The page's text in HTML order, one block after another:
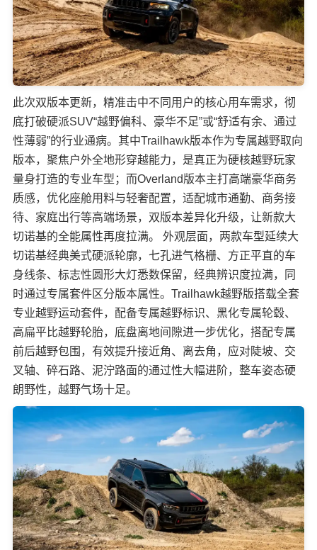
此次双版本更新，精准击中不同用户的核心用车需求，彻
底打破硬派SUV“越野偏科、豪华不足”或“舒适有余、通过
性薄弱”的行业通病。其中Trailhawk版本作为专属越野取向
版本，聚焦户外全地形穿越能力，是真正为硬核越野玩家
量身打造的专业车型；而Overland版本主打高端豪华商务
质感，优化座舱用料与轻奢配置，适配城市通勤、商务接
待、家庭出行等高端场景，双版本差异化升级，让新款大
切诺基的全能属性再度拉满。 外观层面，两款车型延续大
切诺基经典美式硬派轮廓，七孔进气格栅、方正平直的车
身线条、标志性圆形大灯悉数保留，经典辨识度拉满，同
时通过专属套件区分版本属性。Trailhawk越野版搭载全套
专业越野运动套件，配备专属越野标识、黑化专属轮毂、
高扁平比越野轮胎，底盘离地间隙进一步优化，搭配专属
前后越野包围，有效提升接近角、离去角，应对陡坡、交
叉轴、碎石路、泥泞路面的通过性大幅进阶，整车姿态硬
朗野性，越野气场十足。